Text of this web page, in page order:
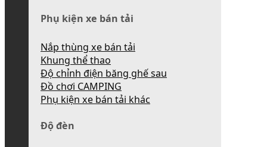
Phụ kiện xe bán tải
Nắp thùng xe bán tải
Khung thể thao
Độ chỉnh điện băng ghế sau
Đồ chơi CAMPING
Phụ kiện xe bán tải khác
Độ đèn